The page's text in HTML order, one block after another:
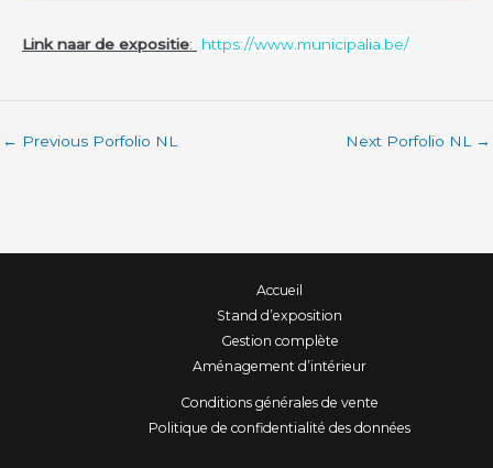
Link naar de expositie: https://www.municipalia.be/
← Previous Porfolio NL Next Porfolio NL →
Accueil
Stand d’exposition
Gestion complète
Aménagement d’intérieur
Conditions générales de vente
Politique de confidentialité des données